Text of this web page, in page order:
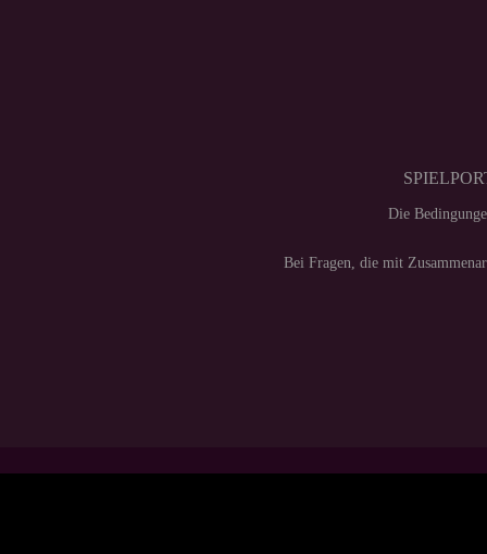
Die
Bei Fragen, die mit